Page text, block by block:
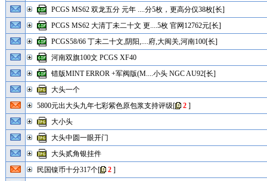
PCGS MS62 双龙五分 元年 ....分5枚，更高分仅38枚[长]
PCGS MS62 大清丁未二十文 更....5枚 官网12762元[长]
PCGS58/66 丁未二十文,阴阳,....府,大闽关,河南100[长]
河南双旗100文 PCGS XF40
错版MINT ERROR +军阀版(M....小头 NGC AU92[长]
大头一个
5800元出大头九年七彩紫色原包浆支持评级[ 2]
大小头
大头中圆一眼开门
大头贰角银挂件
民国镍币十分317个[ 2]